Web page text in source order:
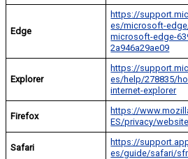
Edge
https://
es/microsoft-
microsoft-edge-
2a946a29ae09
Explorer
https://
es/help/278835/
internet-explorer
Firefox
https://
ES/privacy/
Safari
https://
es/guide/safari/